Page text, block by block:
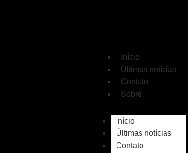
Início
Últimas notícias
Contato
Sobre
Início
Últimas notícias
Contato